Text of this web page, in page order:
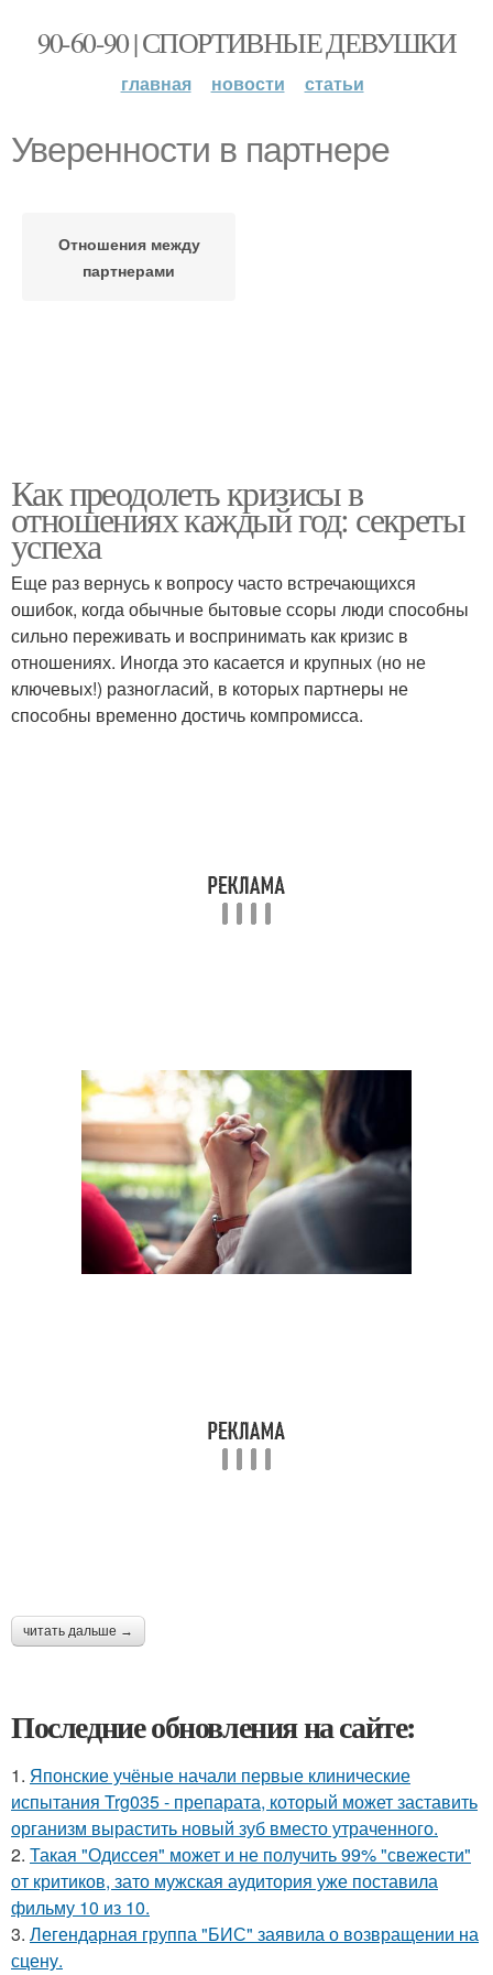
90-60-90 | СПОРТИВНЫЕ ДЕВУШКИ
главная новости статьи
Уверенности в партнере
Отношения между
партнерами
Как преодолеть кризисы в
отношениях каждый год: секреты
успеха
Еще раз вернусь к вопросу часто встречающихся
ошибок, когда обычные бытовые ссоры люди способны
сильно переживать и воспринимать как кризис в
отношениях. Иногда это касается и крупных (но не
ключевых!) разногласий, в которых партнеры не
способны временно достичь компромисса.
читать дальше →
Последние обновления на сайте:
1. Японские учёные начали первые клинические
испытания Trg035 - препарата, который может заставить
организм вырастить новый зуб вместо утраченного.
2. Такая "Одиссея" может и не получить 99% "свежести"
от критиков, зато мужская аудитория уже поставила
фильму 10 из 10.
3. Легендарная группа "БИС" заявила о возвращении на
сцену.